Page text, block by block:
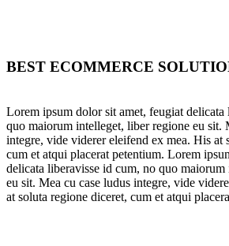
BEST ECOMMERCE
Lorem ipsum dolor sit amet, feugiat delicata
quo maiorum intelleget, liber regione eu sit.
integre, vide viderer eleifend ex mea. His at
cum et atqui placerat petentium. Lorem
delicata liberavisse id cum, no quo
eu sit. Mea cu case ludus integre, vide
at soluta regione diceret, cum et atqui